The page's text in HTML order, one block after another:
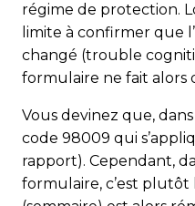
régime de protection.
limite à confirmer que
changé (trouble
formulaire ne fait alors
Vous devinez que,
code 98009 qui
rapport). Cependant,
formulaire, c’est plutôt